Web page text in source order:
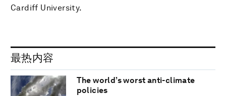
Cardiff University.
最热内容
The world’s worst anti-climate
policies